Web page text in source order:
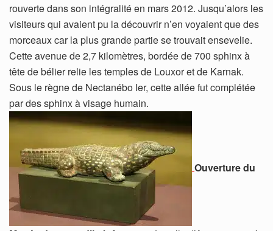
rouverte dans son intégralité en mars 2012. Jusqu’alors les
visiteurs qui avaient pu la découvrir n’en voyaient que des
morceaux car la plus grande partie se trouvait ensevelie.
Cette avenue de 2,7 kilomètres, bordée de 700 sphinx à
tête de bélier relie les temples de Louxor et de Karnak.
Sous le règne de Nectanébo Ier, cette allée fut complétée
par des sphinx à visage humain.
Ouverture du